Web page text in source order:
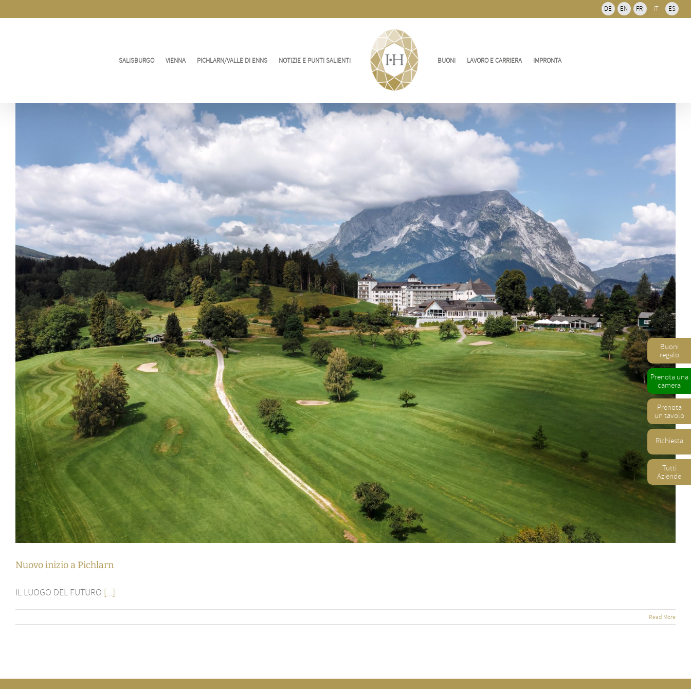
Buoni
regalo
Prenota una
camera
Prenota
un tavolo
Richiesta
Tutti
Aziende
al
SALISBURGO VIENNA PICHLARN/VALLE DI ENNS NOTIZIE E PUNTI SALIENTI BUONI LAVORO E CARRIERA IMPRONTA
Nuovo inizio a Pichlarn
IL LUOGO DEL FUTURO [...]
Read More
del
bar
DE EN FR IT ES